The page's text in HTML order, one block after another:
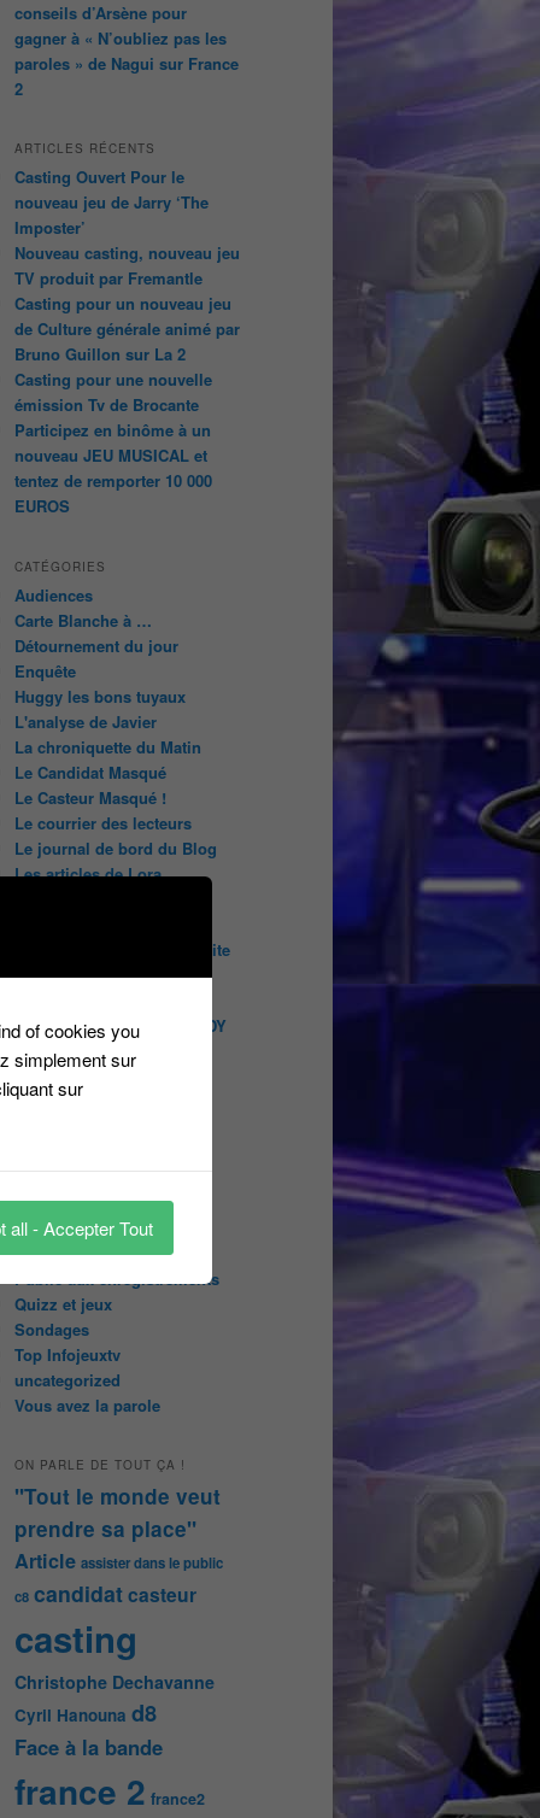
conseils d’Arsène pour
gagner à « N’oubliez pas les
paroles » de Nagui sur France
2
ARTICLES RÉCENTS
Casting Ouvert Pour le
nouveau jeu de Jarry ‘The
Imposter’
Nouveau casting, nouveau jeu
TV produit par Fremantle
Casting pour un nouveau jeu
de Culture générale animé par
Bruno Guillon sur La 2
Casting pour une nouvelle
émission Tv de Brocante
Participez en binôme à un
nouveau JEU MUSICAL et
tentez de remporter 10 000
EUROS
CATÉGORIES
Audiences
Carte Blanche à …
Détournement du jour
Enquête
Huggy les bons tuyaux
L'analyse de Javier
La chroniquette du Matin
Le Candidat Masqué
Le Casteur Masqué !
Le courrier des lecteurs
Le journal de bord du Blog
Les articles de Lora
Les indiscrétions de la petite
souris
LES INTRIGUES DE MILADY
Les pages du blog
Les pages réservées aux
abonnées
Les Portraits de Fannette
Malika la Fouine
Non classé
On a testé pour vous
Public aux enregistrements
Quizz et jeux
Sondages
Top Infojeuxtv
uncategorized
Vous avez la parole
ON PARLE DE TOUT ÇA !
"Tout le monde veut
prendre sa place"
Article assister dans le public
c8 candidatcasteur
casting
Christophe Dechavanne
Cyril Hanouna d8
Face à la bande
france 2 france2
of cookies you
simplement sur
sur
all - Accepter Tout